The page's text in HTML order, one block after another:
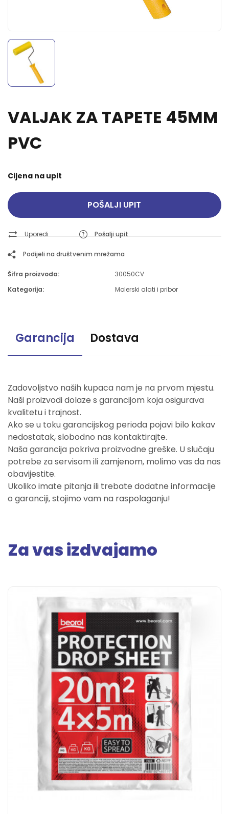
VALJAK ZA TAPETE 45MM
PVC
Cijena na upit
POŠALJI UPIT
Uporedi Pošalji upit
Podijeli na društvenim mrežama
Šifra proizvoda:
30050CV
Kategorija:
Molerski alati i pribor
Garancija Dostava
Zadovoljstvo naših kupaca nam je na prvom mjestu.
Naši proizvodi dolaze s garancijom koja osigurava
kvalitetu i trajnost.
Ako se u toku garancijskog perioda pojavi bilo kakav
nedostatak, slobodno nas kontaktirajte.
Naša garancija pokriva proizvodne greške. U slučaju
potrebe za servisom ili zamjenom, molimo vas da nas
obavijestite.
Ukoliko imate pitanja ili trebate dodatne informacije
o garanciji, stojimo vam na raspolaganju!
Za vas izdvajamo